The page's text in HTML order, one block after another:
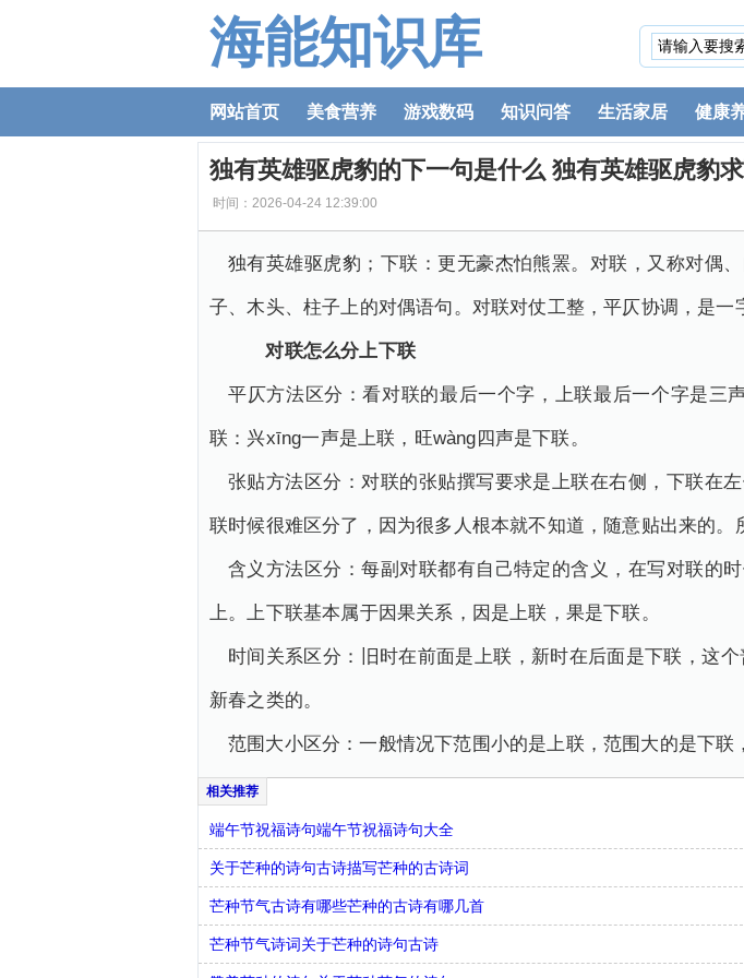
海能知识库
网站首页 美食营养 游戏数码 知识问答 生活家居 健康
独有英雄驱虎豹的下一句是什么 独有英雄驱虎豹
时间：2026-04-24 12:39:00
独有英雄驱虎豹；下联：更无豪杰怕熊罴。对联，又称对偶
子、木头、柱子上的对偶语句。对联对仗工整，平仄协调，是
对联怎么分上下联
平仄方法区分：看对联的最后一个字，上联最后一个字是
联：兴xīng一声是上联，旺wàng四声是下联。
张贴方法区分：对联的张贴撰写要求是上联在右侧，下联在
联时候很难区分了，因为很多人根本就不知道，随意贴出来的。
含义方法区分：每副对联都有自己特定的含义，在写对联的
上。上下联基本属于因果关系，因是上联，果是下联。
时间关系区分：旧时在前面是上联，新时在后面是下联，这
新春之类的。
范围大小区分：一般情况下范围小的是上联，范围大的是下联
端午节祝福诗句端午节祝福诗句大全
关于芒种的诗句古诗描写芒种的古诗词
芒种节气古诗有哪些芒种的古诗有哪几首
芒种节气诗词关于芒种的诗句古诗